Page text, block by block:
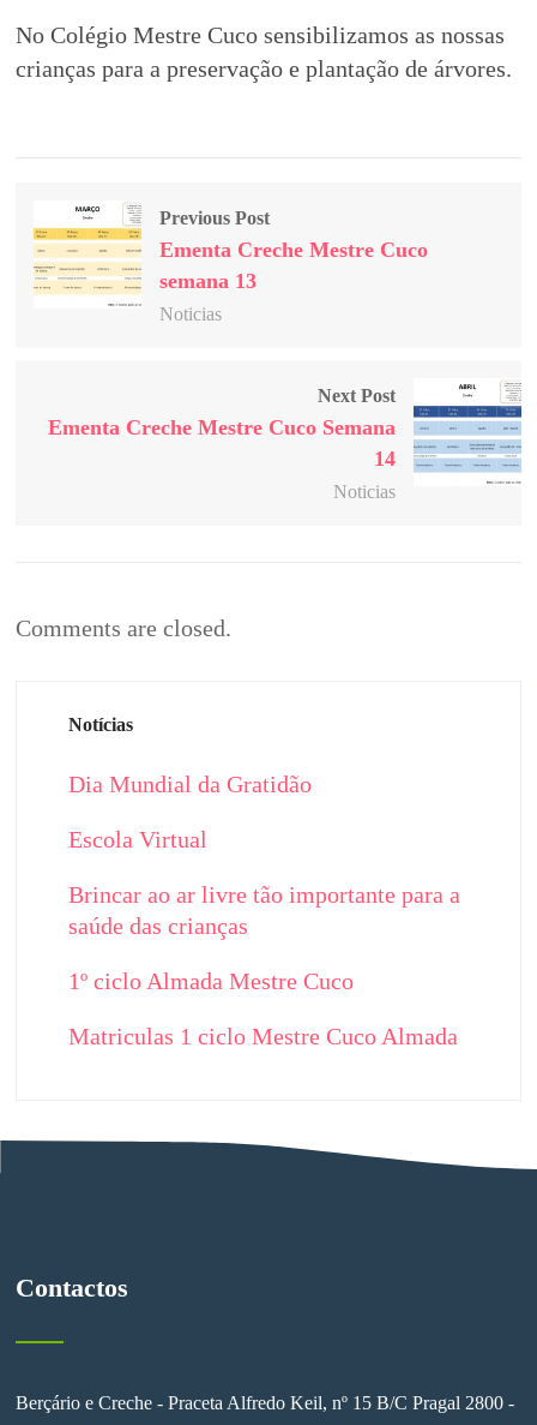
No Colégio Mestre Cuco sensibilizamos as nossas
crianças para a preservação e plantação de árvores.
Previous Post
Ementa Creche Mestre Cuco
semana 13
Noticias
Next Post
Ementa Creche Mestre Cuco Semana
14
Noticias
Comments are closed.
Notícias
Dia Mundial da Gratidão
Escola Virtual
Brincar ao ar livre tão importante para a
saúde das crianças
1º ciclo Almada Mestre Cuco
Matriculas 1 ciclo Mestre Cuco Almada
Contactos
Berçário e Creche - Praceta Alfredo Keil, nº 15 B/C Pragal 2800 -